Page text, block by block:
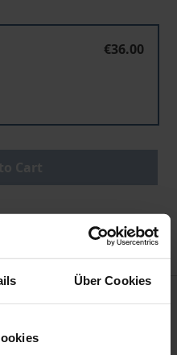
Über Cookies
€36.00
Staaten